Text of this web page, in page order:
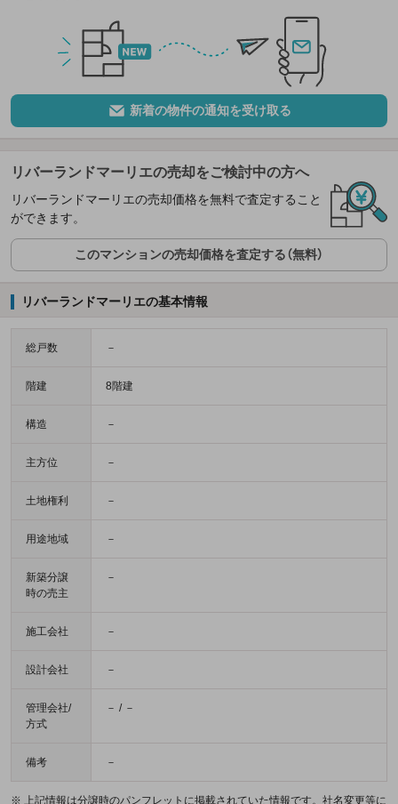
新着の物件の通知を受け取る
リバーランドマーリエの売却をご検討中の方へ
リバーランドマーリエの売却価格を無料で査定すること
ができます。
このマンションの売却価格を査定する（無料）
リバーランドマーリエの基本情報
総戸数 －
階建 8階建
構造 －
主方位 －
土地権利 －
用途地域 －
新築分譲
時の売主
－
施工会社 －
設計会社 －
管理会社/
方式
－ / －
備考 －
※ 上記情報は分譲時のパンフレットに掲載されていた情報です。社名変更等に